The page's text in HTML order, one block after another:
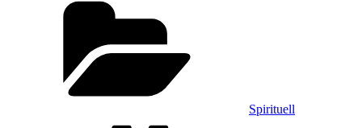
Spirituell